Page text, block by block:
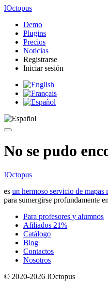
IOctopus
Demo
Plugins
Precios
Noticias
Registrarse
Iniciar sesión
No se pudo
IOctopus
es un hermoso servicio de mapas
para sumergirse profundamente
Para profesores y alumnos
Afiliados 21%
Catálogo
Blog
Contactos
Nosotros
© 2020-2026 IOctopus